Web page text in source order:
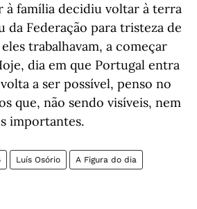
à família decidiu voltar à terra
da Federação para tristeza de
trabalhavam, a começar
dia em que Portugal entra
a ser possível, penso no
que, não sendo visíveis, nem
importantes.
Luís Osório A Figura do dia